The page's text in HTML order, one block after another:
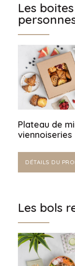
Les
Plateau de
viennoiseries
DÉTAILS DU
Les bols